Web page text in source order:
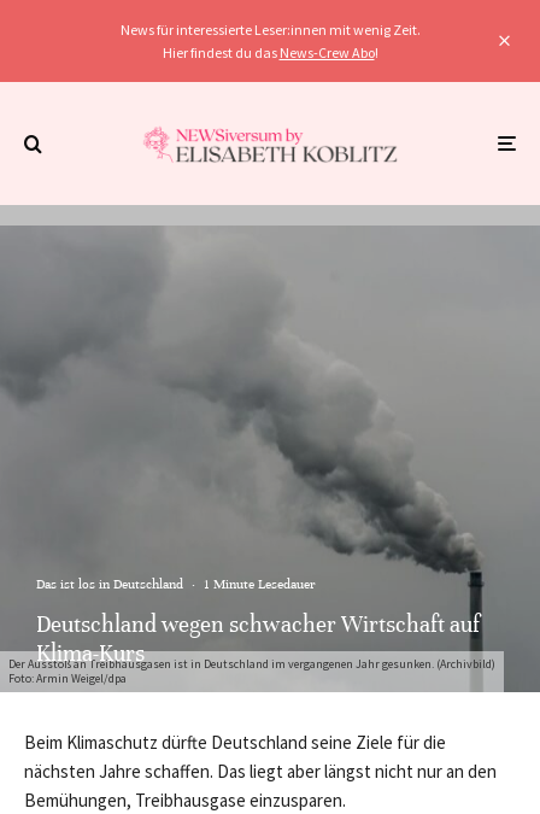
News für interessierte Leser:innen mit wenig Zeit.
Hier findest du das News-Crew Abo!
Der Ausstoß an Treibhausgasen ist in Deutschland im vergangenen Jahr gesunken. (Archivbild)
Foto: Armin Weigel/dpa
Das ist los in Deutschland · 1 Minute Lesedauer
Deutschland wegen schwacher Wirtschaft auf
Klima-Kurs
Beim Klimaschutz dürfte Deutschland seine Ziele für die
nächsten Jahre schaffen. Das liegt aber längst nicht nur an den
Bemühungen, Treibhausgase einzusparen.